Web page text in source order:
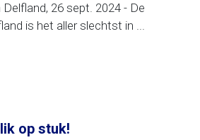
26 sept. 2024 - De
is het aller slechtst in ...
op stuk!